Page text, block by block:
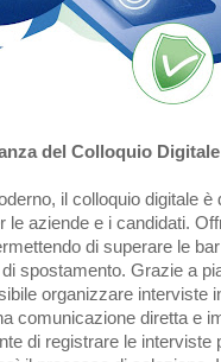
del Colloquio Digitale
il colloquio digitale
le aziende e i candidati.
di superare le
spostamento. Grazie a
organizzare interviste
comunicazione diretta e
di registrare le